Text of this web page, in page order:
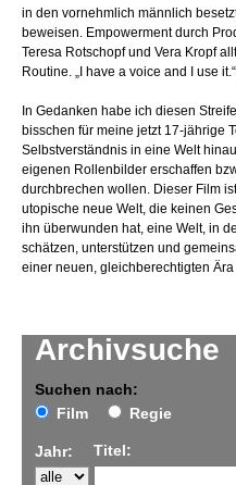
Archivsuche
Suchen nach:
Film
Regie
Jahr: Titel:
in den vornehmlich männlich
beweisen. Empowerment durch
Teresa Rotschopf und Vera Kropf
Routine. „I have a voice and I use
In Gedanken habe ich diesen
bisschen für meine jetzt 17-jährige
Selbstverständnis in eine Welt
eigenen Rollenbilder erschaffen
durchbrechen wollen. Dieser Film
utopische neue Welt, die keinen
ihn überwunden hat, eine Welt, in
schätzen, unterstützen und
einer neuen, gleichberechtigten